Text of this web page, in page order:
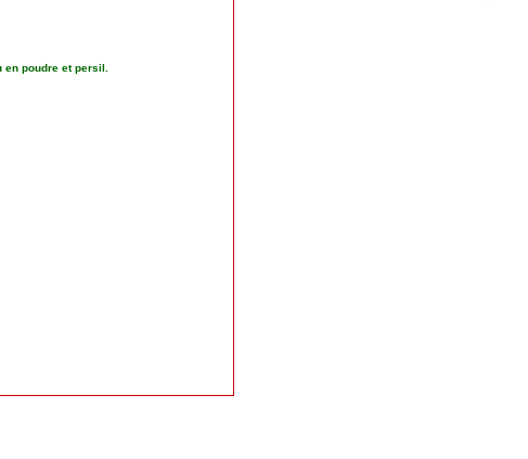
en poudre et persil.